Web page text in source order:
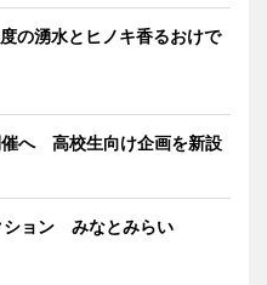
の湧水とヒノキ香るおけで
へ 高校生向け企画を新設
ション みなとみらい